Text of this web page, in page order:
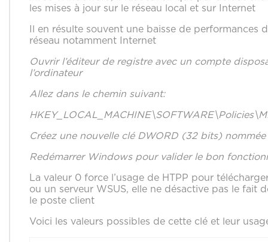
les mises à jour sur le réseau local et sur Internet
Il en résulte souvent une baisse de performances
réseau notamment Internet
Ouvrir l’éditeur de registre avec un compte
l’ordinateur
Allez dans le chemin suivant:
Créez une nouvelle clé DWORD (32 bits)
Redémarrer Windows pour valider le bon
La valeur 0 force l’usage de HTPP pour
ou un serveur WSUS, elle ne désactive pas le fait
le poste client
Voici les valeurs possibles de cette clé et leur